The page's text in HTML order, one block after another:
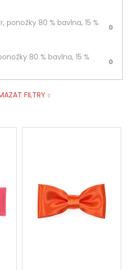
ponožky 80 % bavlna, 15 %
0
80 % bavlna, 15 %
0
FILTRY